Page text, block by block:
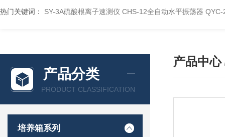
热门关键词： SY-3A硫酸根离子速测仪 CHS-12全自动水平振荡器 QYC-
产品分类
PRODUCT CLASSIFICATION
培养箱系列
产品中心